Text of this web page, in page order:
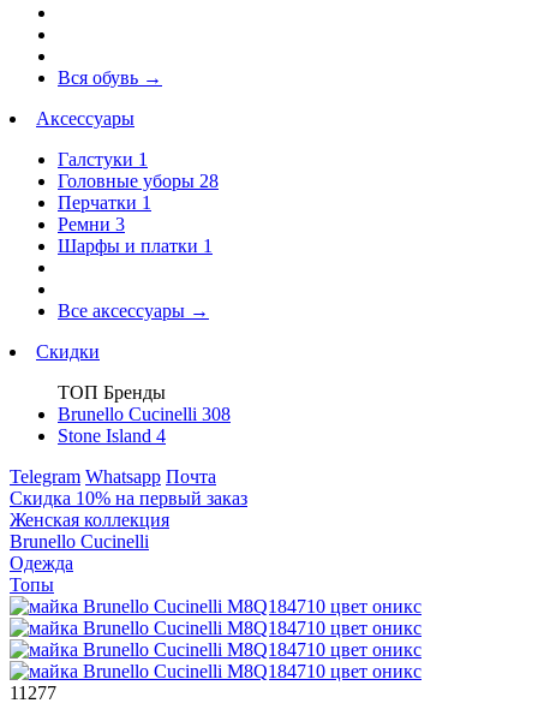
Вся обувь →
Аксессуары
Галстуки 1
Головные уборы 28
Перчатки 1
Ремни 3
Шарфы и платки 1
Все аксессуары →
Скидки
ТОП Бренды
Brunello Cucinelli 308
Stone Island 4
Telegram Whatsapp Почта
Скидка 10% на первый заказ
Женская коллекция
Brunello Cucinelli
Одежда
Топы
11277